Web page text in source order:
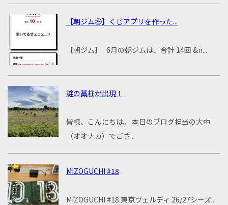
【朝ジム㉕】くじアプリを作った...
【朝ジム】 6月の朝ジムは、合計 14回 &n...
謎の藁柱が出現！
皆様、こんにちは。 本日のブログ担当の大中
（オオナカ）でござ...
MIZOGUCHI #18
MIZOGUCHI #18 東京ヴェルディ 26/27シーズ...